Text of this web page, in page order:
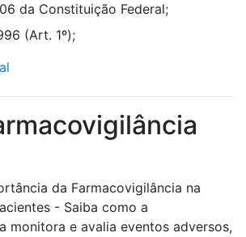
da Constituição Federal;
(Art. 1º);
da Farmacovigilância na
- Saiba como a
monitora e avalia eventos adversos,